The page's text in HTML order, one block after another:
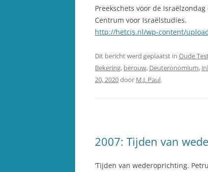
Preekschets voor de
Centrum voor Israëlstudies.
http://hetcis.nl/wp-content/
Dit bericht werd geplaatst in Oude
Bekering, berouw, Deuteronomium,
20, 2020door M.J. Paul.
2007: Tijden van
‘Tijden van wederoprichting.